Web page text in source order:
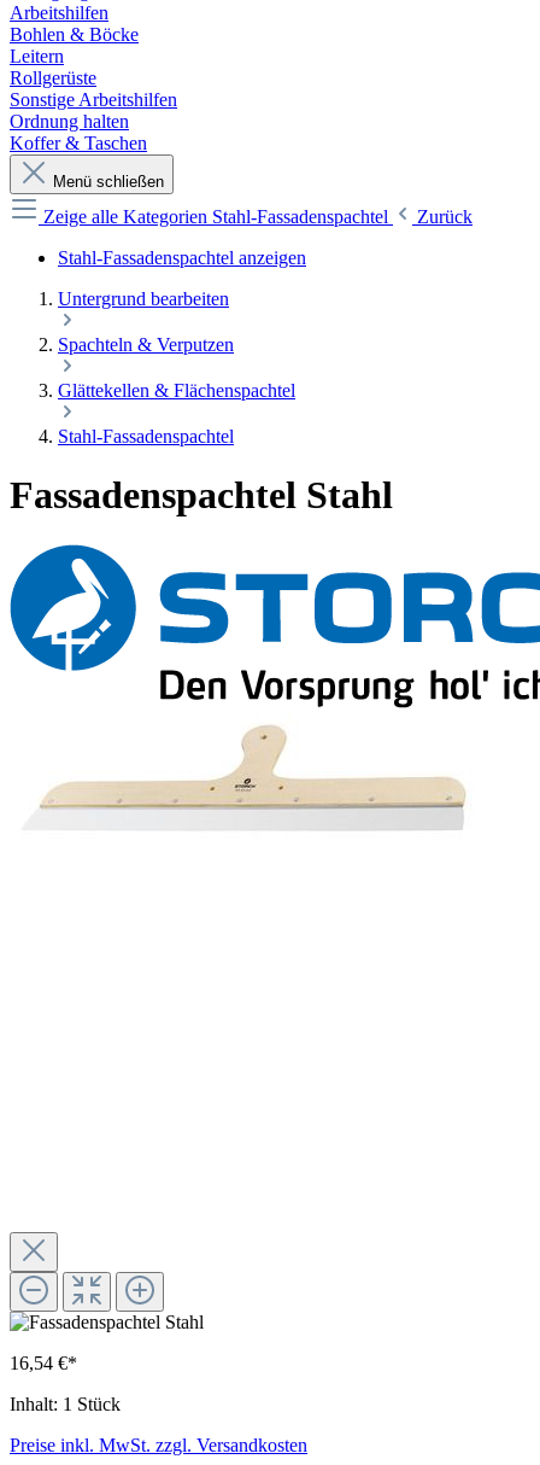
Arbeitshilfen
Bohlen & Böcke
Leitern
Rollgerüste
Sonstige Arbeitshilfen
Ordnung halten
Koffer & Taschen
Menü schließen
Zeige alle Kategorien Stahl-Fassadenspachtel
Zurück
Stahl-Fassadenspachtel anzeigen
Untergrund bearbeiten
Spachteln & Verputzen
Glättekellen & Flächenspachtel
Stahl-Fassadenspachtel
Fassadenspachtel Stahl
16,54 €*
Inhalt: 1 Stück
Preise inkl. MwSt. zzgl. Versandkosten